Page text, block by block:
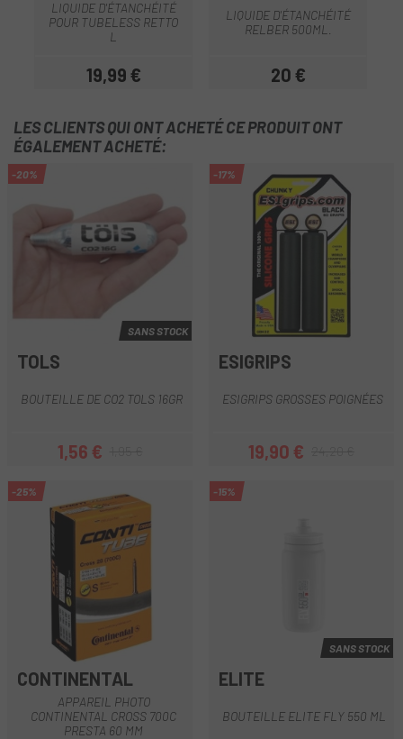
LIQUIDE D'ÉTANCHÉITÉ
POUR TUBELESS RETTO
L
Prix
19,99 €
LIQUIDE D'ÉTANCHÉITÉ
RELBER 500ML.
Prix
20 €
LES CLIENTS QUI ONT ACHETÉ CE PRODUIT ONT
ÉGALEMENT ACHETÉ:
-20%
SANS STOCK
TOLS
BOUTEILLE DE CO2 TOLS 16GR
Prix
1,56 €Prix habituel
-17%
ESIGRIPS
ESIGRIPS GROSSES POIGNÉES
Prix
19,90 €Prix habituel
-25%
CONTINENTAL
APPAREIL PHOTO
CONTINENTAL CROSS 700C
PRESTA 60 MM
-15%
SANS STOCK
ELITE
BOUTEILLE ELITE FLY 550 ML